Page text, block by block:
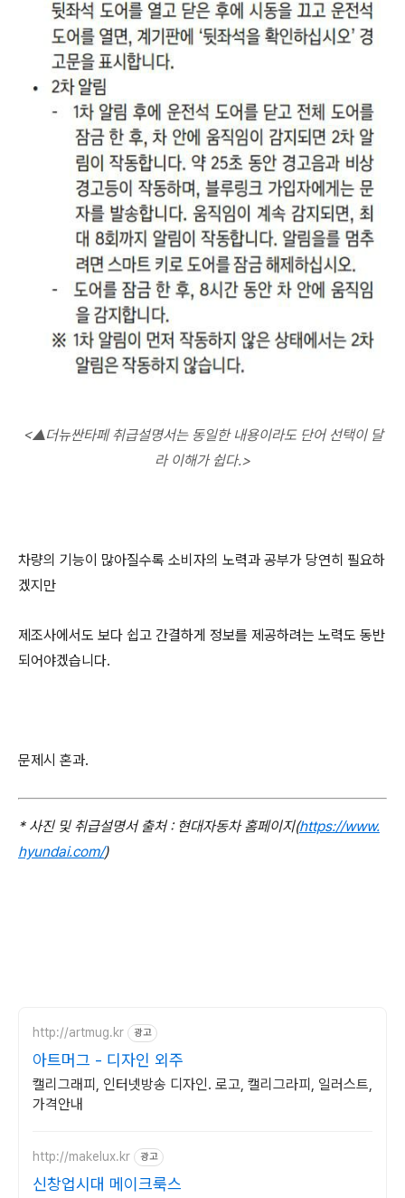
<▲더뉴싼타페 취급설명서는 동일한 내용이라도 단어 선택이 달
라 이해가 쉽다.>
차량의 기능이 많아질수록 소비자의 노력과 공부가 당연히 필요하
겠지만
제조사에서도 보다 쉽고 간결하게 정보를 제공하려는 노력도 동반
되어야겠습니다.
문제시 혼과.
* 사진 및 취급설명서 출처 : 현대자동차 홈페이지(https://www.
hyundai.com/)
http://artmug.kr 광고
아트머그 - 디자인 외주
캘리그래피, 인터넷방송 디자인. 로고, 캘리그라피, 일러스트,
가격안내
http://makelux.kr 광고
신창업시대 메이크룩스